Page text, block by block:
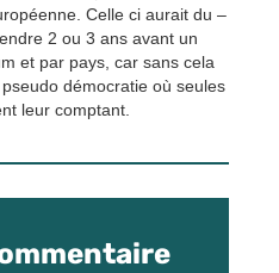
Celle ci aurait du –
2 ou 3 ans avant un
et par pays, car sans cela
démocratie où seules
leur comptant.